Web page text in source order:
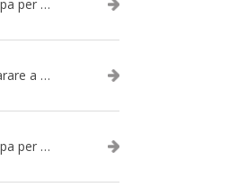
SPEAK TIPS | La rassegna stampa per migliorare l’inglese - marzo 2026
Speak Elevator Pitch: come imparare a gestire una presentazione in inglese
SPEAK TIPS | La rassegna stampa per migliorare l’inglese - febbraio 2026